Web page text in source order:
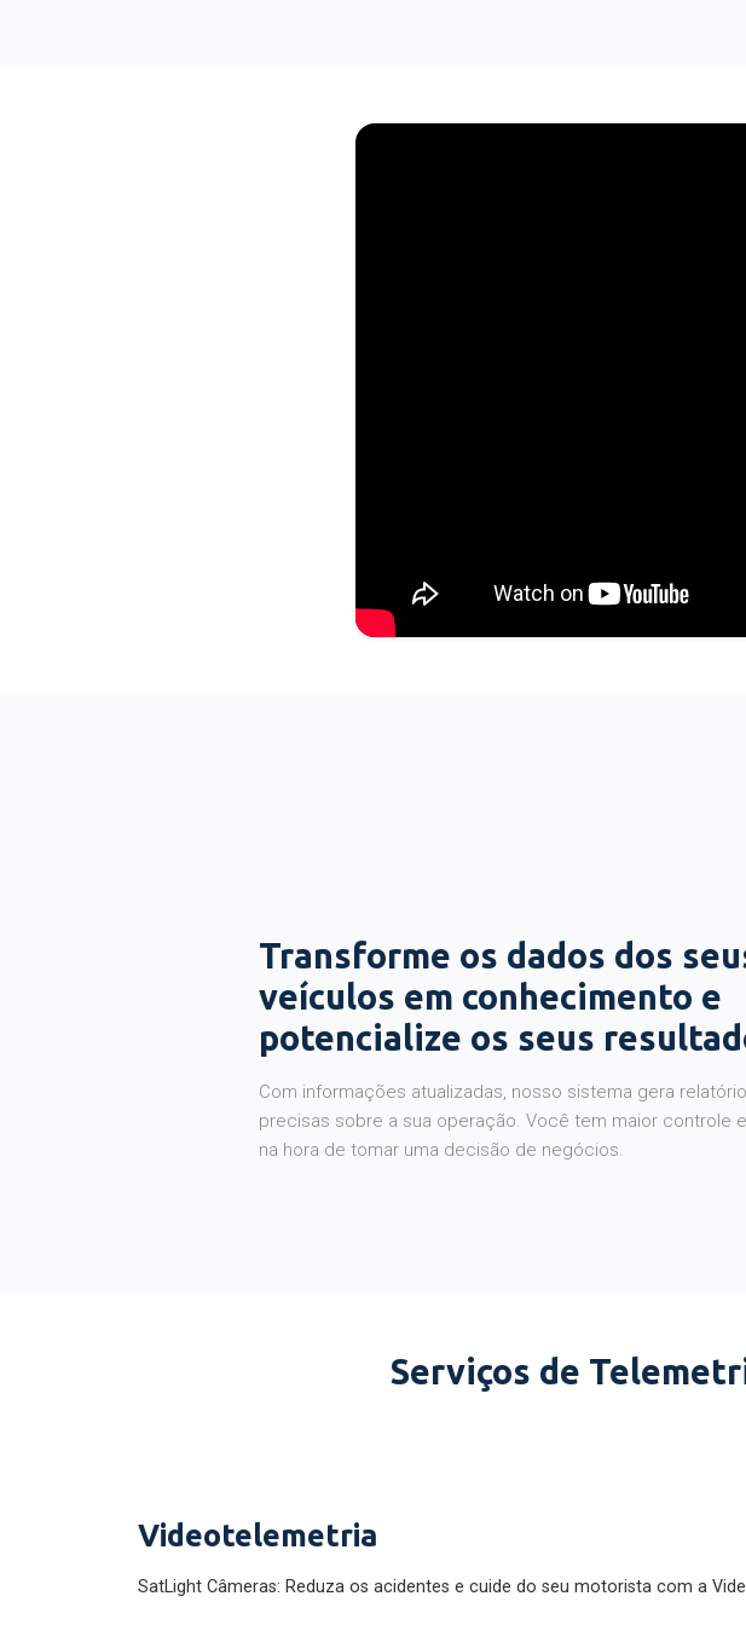
Transforme os dados dos
veículos em conhecimento e
potencialize os seus
Com informações atualizadas, nosso sistema gera
precisas sobre a sua operação. Você tem maior controle
na hora de tomar uma decisão de negócios.
Serviços de
Videotelemetria
SatLight Câmeras: Reduza os acidentes e cuide do seu motorista com a